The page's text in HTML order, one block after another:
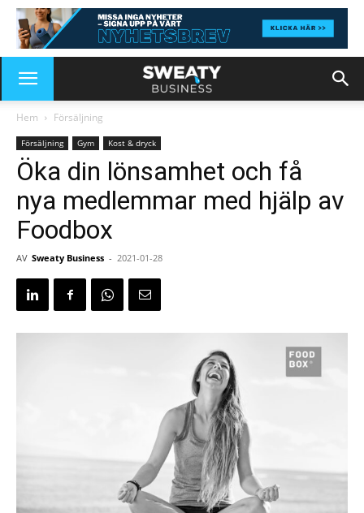
Hem Försäljning
Försäljning Gym Kost & dryck
Öka din lönsamhet och få
nya medlemmar med hjälp av
Foodbox
AV Sweaty Business - 2021-01-28